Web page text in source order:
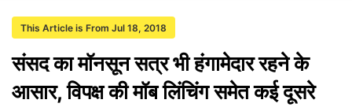
This Article is From Jul 18, 2018
संसद का मॉनसून सत्र भी हंगामेदार रहने के
आसार, विपक्ष की मॉब लिंचिंग समेत कई दूसरे